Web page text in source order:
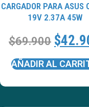
CARGADOR PARA ASUS
19V 2.37A 45W
$69.900 $
AÑADIR AL